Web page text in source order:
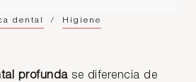
dental / Higiene
profundase diferencia de